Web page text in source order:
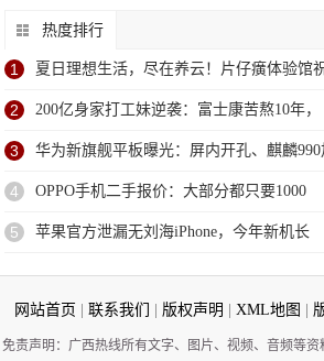
热度排行
1 夏日理想生活，尽在养云！片仔癀体验馆
2 200亿身家打工妹逆袭：富士康苦熬10年，
3 华为新旗舰平板曝光：屏内开孔、麒麟990
4 OPPO手机二手报价：大部分都只要1000
5 苹果官方泄漏无刘海iPhone，今年新机长
网站首页 联系我们 版权声明 XML地图
免责声明：广西热线所有文字、图片、视频、音频等